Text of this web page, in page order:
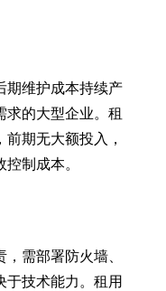
期维护成本持续产
求的大型企业。租
期无大额投入，
制成本。
需部署防火墙、
于技术能力。租用